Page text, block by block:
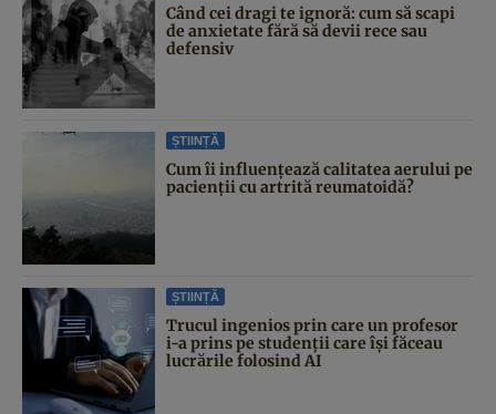
Când cei dragi te ignoră: cum să scapi
de anxietate fără să devii rece sau
defensiv
ȘTIINȚĂ
Cum îi influențează calitatea aerului pe
pacienții cu artrită reumatoidă?
ȘTIINȚĂ
Trucul ingenios prin care un profesor
i-a prins pe studenții care își făceau
lucrările folosind AI